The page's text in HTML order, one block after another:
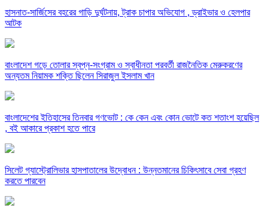
হাসনাত-সার্জিসের বহরের গাড়ি দুর্ঘটনায়, ট্রাক চাপার অভিযোগ , ড্রাইভার ও হেলপার
আটক
বাংলাদেশ গড়ে তোলার স্বপ্ন-সংগ্রাম ও স্বাধীনতা পরবর্তী রাজনৈতিক মেরুকরণের
অন্যতম নিয়ামক শক্তি ছিলেন সিরাজুল ইসলাম খান
বাংলাদেশের ইতিহাসের তিনবার গণভোট : কে কেন এবং কোন ভোটে কত শতাংশ হয়েছিল
, বই আকারে প্রকাশ হতে পারে
সিলেট গ্যাস্ট্রোলিভার হাসপাতালের উদ্বোধন : উন্নতমানের চিকিৎসাবে সেবা গ্রহণ
করতে পারবেন